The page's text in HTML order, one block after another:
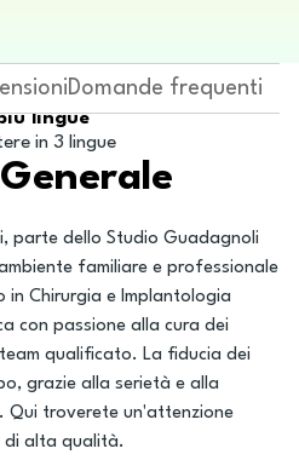
Domande frequenti
lingue
in 3 lingue
parte dello Studio Guadagnoli
familiare e professionale
in Chirurgia e Implantologia
con passione alla cura dei
qualificato. La fiducia dei
grazie alla serietà e alla
Qui troverete un'attenzione
di alta qualità.